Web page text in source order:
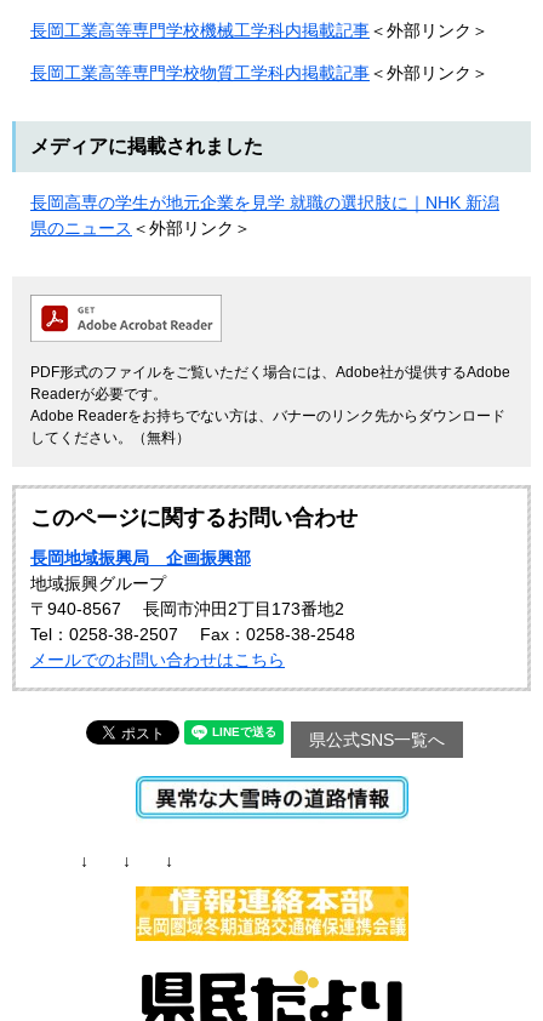
長岡工業高等専門学校機械工学科内掲載記事＜外部リンク＞
長岡工業高等専門学校物質工学科内掲載記事＜外部リンク＞
メディアに掲載されました
長岡高専の学生が地元企業を見学 就職の選択肢に｜NHK 新潟
県のニュース ＜外部リンク＞
PDF形式のファイルをご覧いただく場合には、Adobe社が提供するAdobe
Readerが必要です。
Adobe Readerをお持ちでない方は、バナーのリンク先からダウンロード
してください。（無料）
このページに関するお問い合わせ
長岡地域振興局 企画振興部
地域振興グループ
〒940-8567
長岡市沖田2丁目173番地2
Tel：0258-38-2507
Fax：0258-38-2548
メールでのお問い合わせはこちら
県公式SNS一覧へ
↓ ↓ ↓